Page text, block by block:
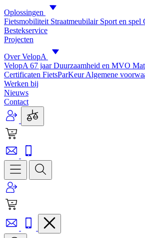
Oplossingen
Fietsmobiliteit Straatmeubilair Sport en spel
Bestekservice
Projecten
Over VelopA
VelopA 67 jaarDuurzaamheid en MVO
Certificaten FietsParKeurAlgemene
Werken bij
Nieuws
Contact